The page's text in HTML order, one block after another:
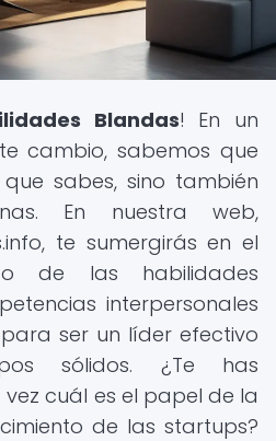
Blandas! En un
cambio, sabemos que
sabes, sino también
En nuestra web,
te sumergirás en el
de las habilidades
interpersonales
ser un líder efectivo
sólidos. ¿Te has
cuál es el papel de la
de las startups?